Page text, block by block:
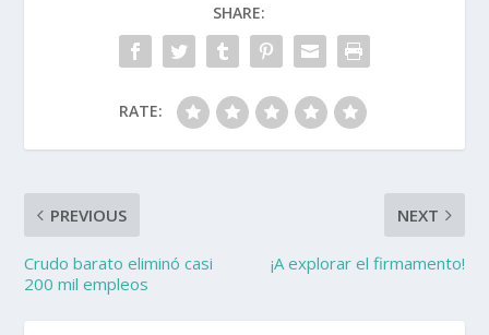
SHARE:
RATE:
PREVIOUS
Crudo barato eliminó casi
200 mil empleos
NEXT
¡A explorar el firmamento!